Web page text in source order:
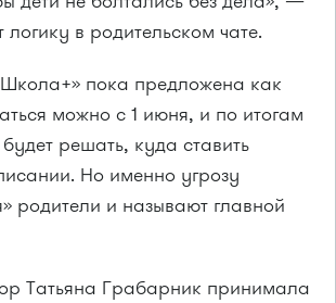
в родительском чате.
пока предложена как
можно с 1 июня, и по итогам
решать, куда ставить
Но именно угрозу
родители и называют главной
Татьяна Грабарник принимала